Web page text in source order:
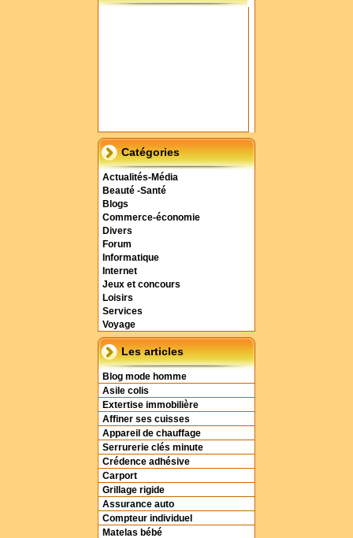
Catégories
Actualités-Média
Beauté -Santé
Blogs
Commerce-économie
Divers
Forum
Informatique
Internet
Jeux et concours
Loisirs
Services
Voyage
Les articles
Blog mode homme
Asile colis
Extertise immobilière
Affiner ses cuisses
Appareil de chauffage
Serrurerie clés minute
Crédence adhésive
Carport
Grillage rigide
Assurance auto
Compteur individuel
Matelas bébé